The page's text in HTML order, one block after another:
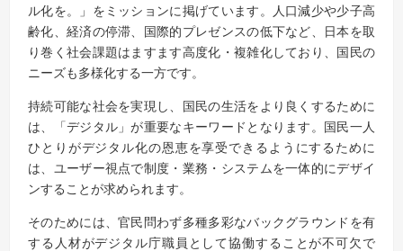
ル化を。」をミッションに掲げています。人口減少や少子高
齢化、経済の停滞、国際的プレゼンスの低下など、日本を取
り巻く社会課題はますます高度化・複雑化しており、国民の
ニーズも多様化する一方です。
持続可能な社会を実現し、国民の生活をより良くするために
は、「デジタル」が重要なキーワードとなります。国民一人
ひとりがデジタル化の恩恵を享受できるようにするために
は、ユーザー視点で制度・業務・システムを一体的にデザイ
ンすることが求められます。
そのためには、官民問わず多種多彩なバックグラウンドを有
する人材がデジタル庁職員として協働することが不可欠で